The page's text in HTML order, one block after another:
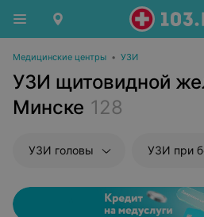
Медицинские центры • УЗИ
УЗИ щитовидной
Минске 128
УЗИ головы УЗИ при